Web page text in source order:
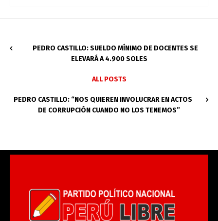
PEDRO CASTILLO: SUELDO MÍNIMO DE DOCENTES SE
ELEVARÁ A 4.900 SOLES
ALL POSTS
PEDRO CASTILLO: “NOS QUIEREN INVOLUCRAR EN ACTOS
DE CORRUPCIÓN CUANDO NO LOS TENEMOS”